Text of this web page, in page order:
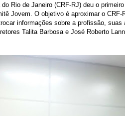
Rio de Janeiro (CRF-RJ) deu o
Jovem. O objetivo é aproximar o
informações sobre a profissão,
Talita Barbosa e José Roberto